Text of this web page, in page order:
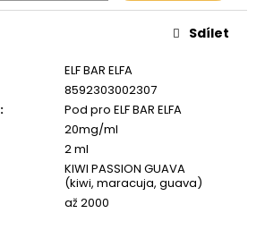
ELF BAR ELFA
8592303002307
:
Pod pro ELF BAR ELFA
20mg/ml
2 ml
KIWI PASSION GUAVA
(kiwi, maracuja, guava)
až 2000
Sdílet